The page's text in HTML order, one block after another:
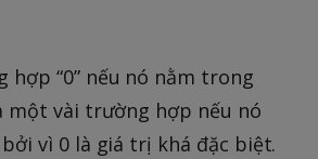
“0” nếu nó nằm trong
một vài trường hợp nếu nó
vì 0 là giá trị khá đặc biệt.